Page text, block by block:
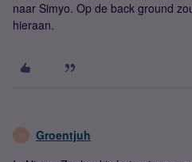
naar Simyo. Op de back ground
hieraan.
G Groentjuh